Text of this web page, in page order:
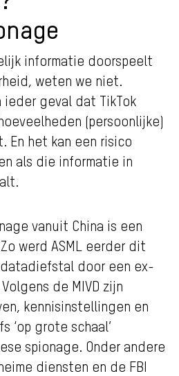
informatie doorspeelt
weten we niet.
geval dat TikTok
(persoonlijke)
En het kan een risico
als die informatie in
vanuit China is een
werd ASML eerder dit
door een ex-
de MIVD zijn
kennisinstellingen en
‘op grote schaal’
spionage. Onder andere
diensten en de FBI